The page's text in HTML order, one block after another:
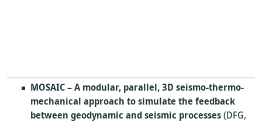
MOSAIC – A modular, parallel, 3D seismo-thermo-
mechanical approach to simulate the feedback
between geodynamic and seismic processes(DFG,